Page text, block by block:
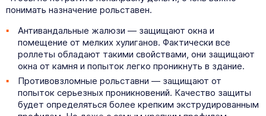
Антивандальные рольставни 900
Антивандальные рольставни
понимать назначение рольставен.
Антивандальные жалюзи — защищают окна и
помещение от мелких хулиганов. Фактически все
роллеты обладают такими свойствами, они защищают
окна от камня и попыток легко проникнуть в здание.
Противовзломные рольставни — защищают от
попыток серьезных проникновений. Качество защиты
будет определяться более крепким экструдированным